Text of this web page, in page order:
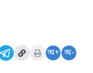
অ+ অ-